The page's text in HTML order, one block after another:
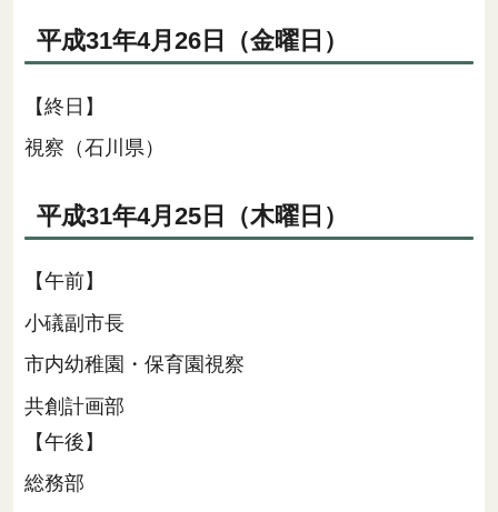
平成31年4月26日（金曜日）
【終日】
視察（石川県）
平成31年4月25日（木曜日）
【午前】
小礒副市長
市内幼稚園・保育園視察
共創計画部
【午後】
総務部